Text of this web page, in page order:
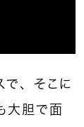
、そこに
大胆で面